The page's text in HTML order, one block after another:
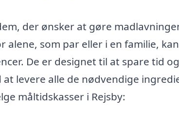
der ønsker at gøre
som par eller i en familie, kan
De er designet til at spare tid og
levere alle de nødvendige
måltidskasser i Rejsby: